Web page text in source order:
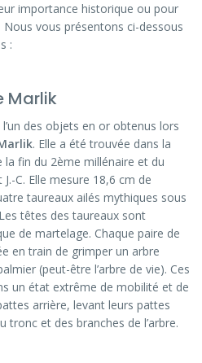
importance historique ou pour
Nous vous présentons ci-dessous
:
Marlik
des objets en or obtenus lors
. Elle a été trouvée dans la
fin du 2ème millénaire et du
C. Elle mesure 18,6 cm de
taureaux ailés mythiques sous
têtes des taureaux sont
de martelage. Chaque paire de
en train de grimper un arbre
(peut-être l’arbre de vie). Ces
un état extrême de mobilité et de
arrière, levant leurs pattes
tronc et des branches de l’arbre.